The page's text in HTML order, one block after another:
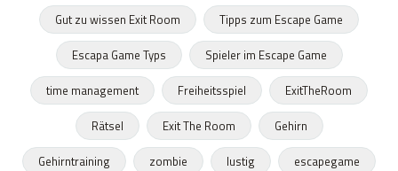
Gut zu wissen Exit Room
Tipps zum Escape Game
Escapa Game Typs
Spieler im Escape Game
time management
Freiheitsspiel
ExitTheRoom
Rätsel
Exit The Room
Gehirn
Gehirntraining
zombie lustig
escapegame